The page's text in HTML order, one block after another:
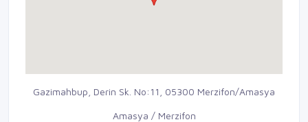
Gazimahbup, Derin Sk. No:11, 05300 Merzifon/Amasya
Amasya / Merzifon